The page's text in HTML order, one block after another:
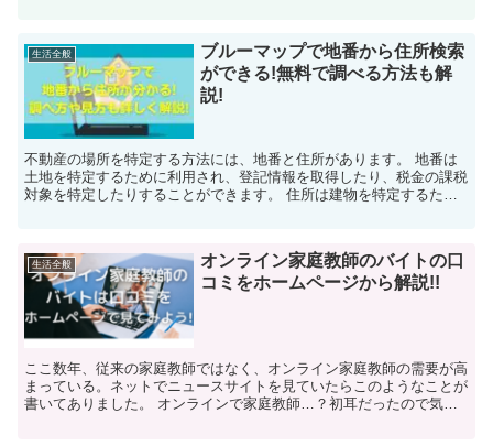
生活全般
ブルーマップで地番から住所検索
ができる!無料で調べる方法も解
説!
不動産の場所を特定する方法には、地番と住所があります。 地番は
土地を特定するために利用され、登記情報を取得したり、税金の課税
対象を特定したりすることができます。 住所は建物を特定するため
生活全般
オンライン家庭教師のバイトの口
コミをホームページから解説!!
ここ数年、従来の家庭教師ではなく、オンライン家庭教師の需要が高
まっている。ネットでニュースサイトを見ていたらこのようなことが
書いてありました。 オンラインで家庭教師…？初耳だったので気に